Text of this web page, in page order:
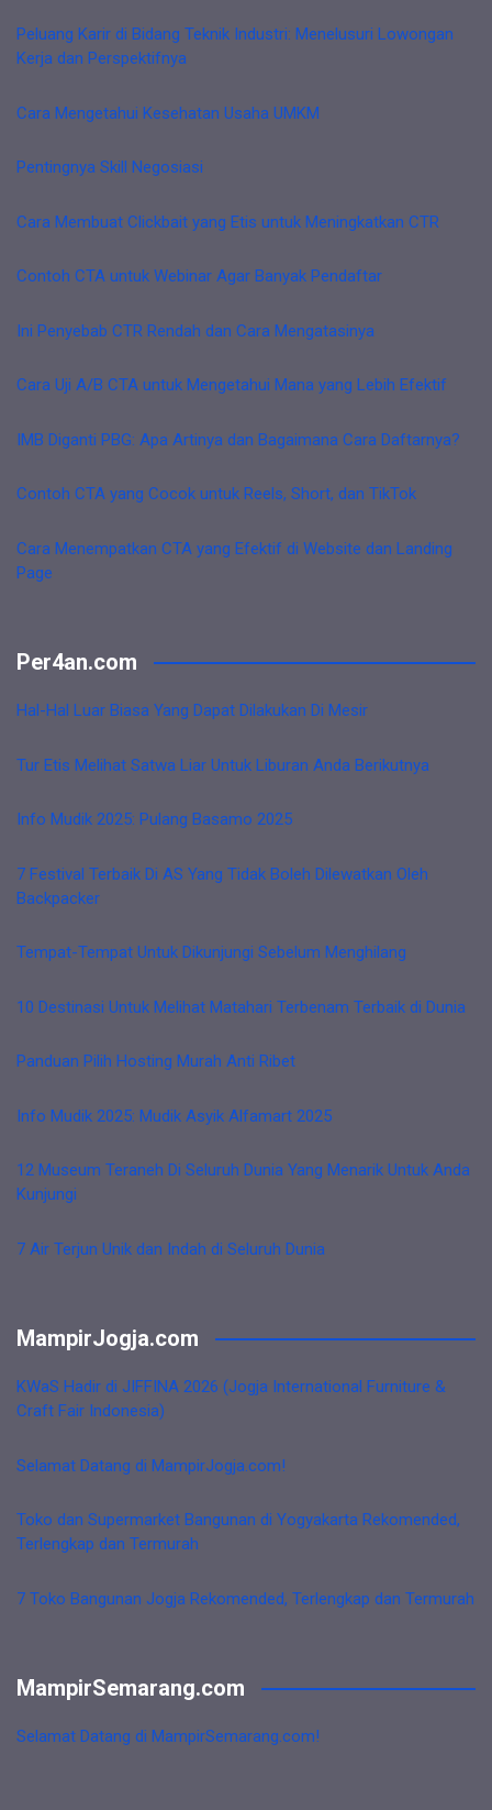
Peluang Karir di Bidang Teknik Industri: Menelusuri Lowongan
Kerja dan Perspektifnya
Cara Mengetahui Kesehatan Usaha UMKM
Pentingnya Skill Negosiasi
Cara Membuat Clickbait yang Etis untuk Meningkatkan CTR
Contoh CTA untuk Webinar Agar Banyak Pendaftar
Ini Penyebab CTR Rendah dan Cara Mengatasinya
Cara Uji A/B CTA untuk Mengetahui Mana yang Lebih Efektif
IMB Diganti PBG: Apa Artinya dan Bagaimana Cara Daftarnya?
Contoh CTA yang Cocok untuk Reels, Short, dan TikTok
Cara Menempatkan CTA yang Efektif di Website dan Landing
Page
Per4an.com
Hal-Hal Luar Biasa Yang Dapat Dilakukan Di Mesir
Tur Etis Melihat Satwa Liar Untuk Liburan Anda Berikutnya
Info Mudik 2025: Pulang Basamo 2025
7 Festival Terbaik Di AS Yang Tidak Boleh Dilewatkan Oleh
Backpacker
Tempat-Tempat Untuk Dikunjungi Sebelum Menghilang
10 Destinasi Untuk Melihat Matahari Terbenam Terbaik di Dunia
Panduan Pilih Hosting Murah Anti Ribet
Info Mudik 2025: Mudik Asyik Alfamart 2025
12 Museum Teraneh Di Seluruh Dunia Yang Menarik Untuk Anda
Kunjungi
7 Air Terjun Unik dan Indah di Seluruh Dunia
MampirJogja.com
KWaS Hadir di JIFFINA 2026 (Jogja International Furniture &
Craft Fair Indonesia)
Selamat Datang di MampirJogja.com!
Toko dan Supermarket Bangunan di Yogyakarta Rekomended,
Terlengkap dan Termurah
7 Toko Bangunan Jogja Rekomended, Terlengkap dan Termurah
MampirSemarang.com
Selamat Datang di MampirSemarang.com!